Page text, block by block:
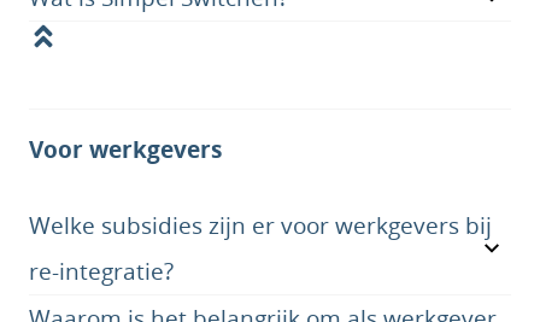
Voor werkgevers
Welke subsidies zijn er voor werkgevers bij
re-integratie?